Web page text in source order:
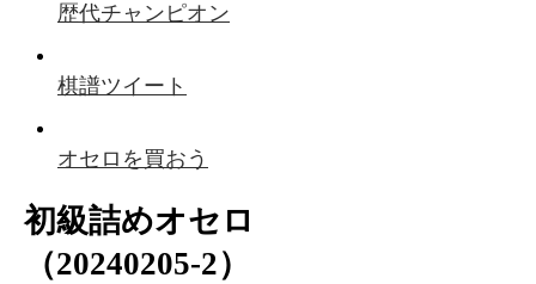
歴代チャンピオン
棋譜ツイート
オセロを買おう
初級詰めオセロ
（20240205-2）